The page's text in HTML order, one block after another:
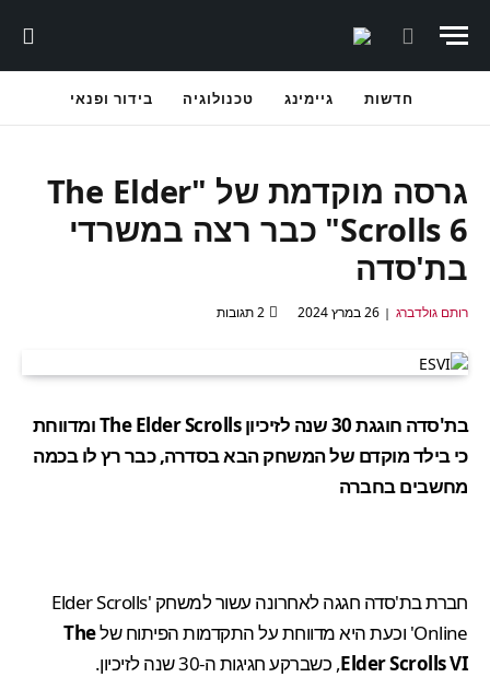
חדשות גיימינג טכנולוגיה בידור ופנאי
גרסה מוקדמת של "The Elder
Scrolls 6" כבר רצה במשרדי
בת'סדה
רותם גולדברג 26 במרץ 2024 2 תגובות
בת'סדה חוגגת 30 שנה לזיכיון The Elder Scrolls ומדווחת
כי בילד מוקדם של המשחק הבא בסדרה, כבר רץ לו בכמה
מחשבים בחברה
חברת בת'סדה חגגה לאחרונה עשור למשחק 'Elder Scrolls
Online' וכעת היא מדווחת על התקדמות הפיתוח של
The
Elder Scrolls VI, כשברקע חגיגות ה-30 שנה לזיכיון.